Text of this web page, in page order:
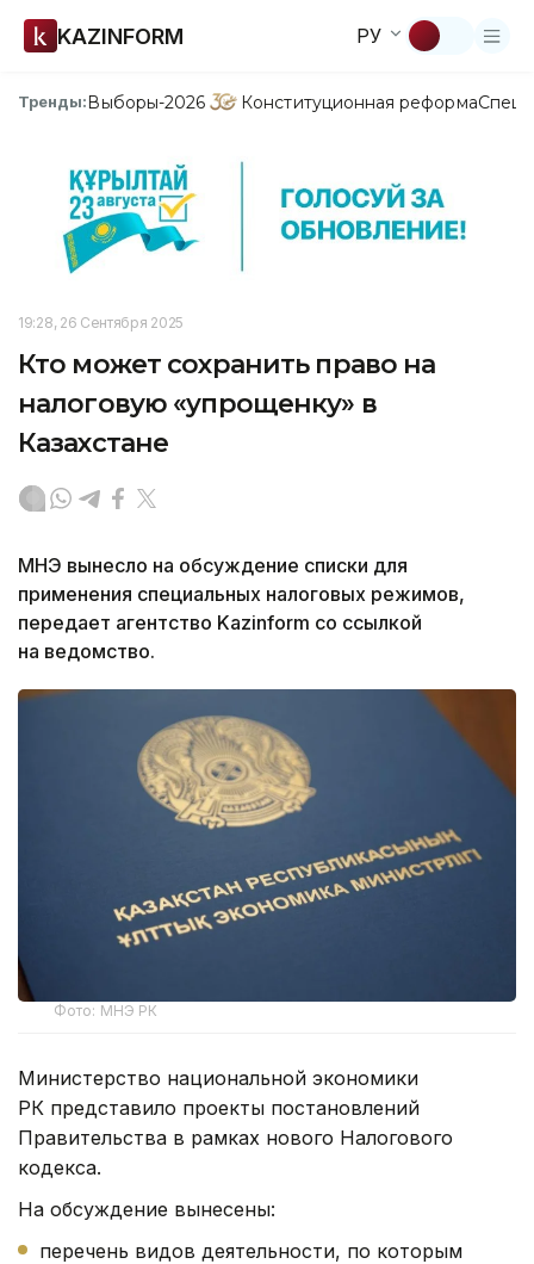
KAZINFORM РУ
Тренды:Выборы-2026 Конституционная реформа
19:28, 26 Сентября 2025
Кто может сохранить право на
налоговую «упрощенку» в
Казахстане
МНЭ вынесло на обсуждение списки для
применения специальных налоговых режимов,
передает агентство Kazinform со ссылкой
на ведомство.
Фото: МНЭ РК
Министерство национальной экономики
РК представило проекты постановлений
Правительства в рамках нового Налогового
кодекса.
На обсуждение вынесены:
перечень видов деятельности, по которым